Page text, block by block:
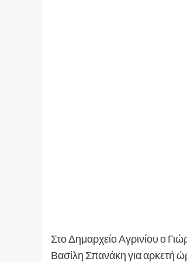
Στο Δημαρχείο Αγρινίου ο
Βασίλη Σπανάκη για αρκετή